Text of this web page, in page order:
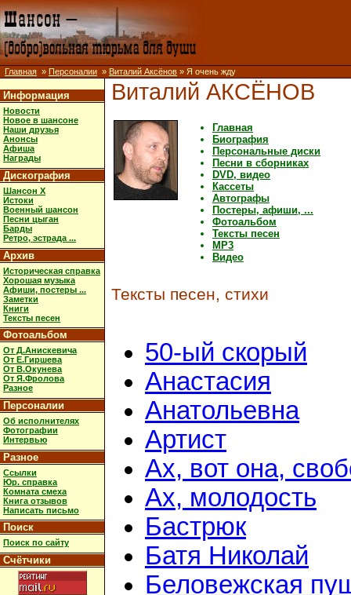
Главная » Персоналии » Виталий Аксёнов » Я очень жду
Информация
Новости
Новое в шансоне
Наши друзья
Анонсы
Афиша
Награды
Дискография
Шансон X
Истоки
Военный шансон
Песни цыган
Барды
Ретро, эстрада ...
Архив
Историческая справка
Хорошая музыка
Афиши, постеры ...
Заметки
Книги
Тексты песен
Фотоальбом
От Д.Анискевича
От Е.Гиршева
От В.Окунева
От Я.Фролова
Разное
Персоналии
Об исполнителях
Фотографии
Интервью
Разное
Ссылки
Юр. справка
Комната смеха
Книга отзывов
Написать письмо
Поиск
Поиск по сайту
Счётчики
Виталий АКСЁНОВ
Главная
Биография
Персональные диски
Песни в сборниках
DVD, видео
Кассеты
Автографы
Постеры, афиши, ...
Фотоальбом
Тексты песен
MP3
Видео
Тексты песен, стихи
50-ый скорый
Анастасия
Анатольевна
Артист
Ах, вот она,
Ах, молодость
Бастрюк
Батя Николай
Беловежская